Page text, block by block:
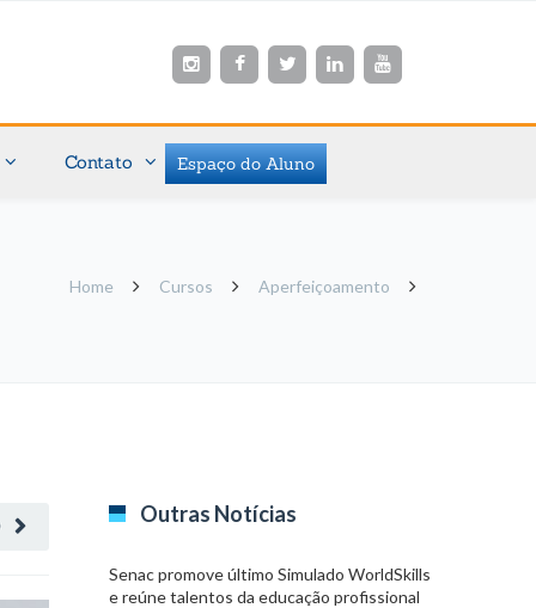
Contato Espaço do Aluno
Home Cursos Aperfeiçoamento
Outras Notícias
Senac promove último Simulado WorldSkills
e reúne talentos da educação profissional